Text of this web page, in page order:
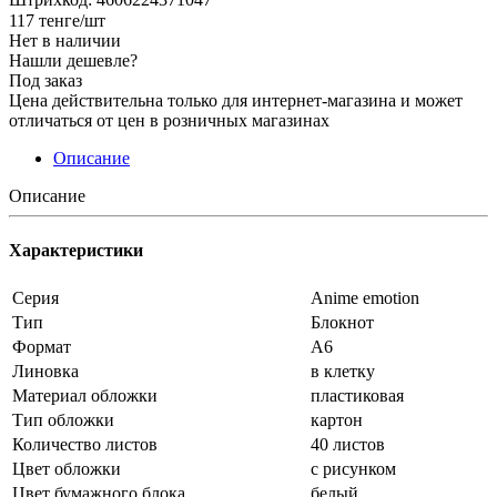
117 тенге/шт
Нет в наличии
Нашли дешевле?
Под заказ
Цена действительна только для интернет-магазина и может
отличаться от цен в розничных магазинах
Описание
Описание
Характеристики
Серия
Anime emotion
Тип
Блокнот
Формат
А6
Линовка
в клетку
Материал обложки
пластиковая
Тип обложки
картон
Количество листов
40 листов
Цвет обложки
с рисунком
Цвет бумажного блока
белый